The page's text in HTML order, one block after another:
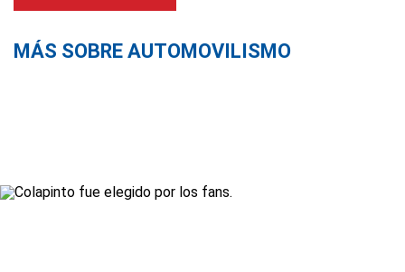
MÁS SOBRE AUTOMOVILISMO